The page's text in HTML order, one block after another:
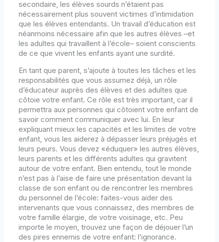
secondaire, les élèves sourds n’étaient pas
nécessairement plus souvent victimes d’intimidation
que les élèves entendants. Un travail d’éducation est
néanmoins nécessaire afin que les autres élèves –et
les adultes qui travaillent à l’école– soient conscients
de ce que vivent les enfants ayant une surdité.
En tant que parent, s’ajoute à toutes les tâches et les
responsabilités que vous assumez déjà, un rôle
d’éducateur auprès des élèves et des adultes que
côtoie votre enfant. Ce rôle est très important, car il
permettra aux personnes qui côtoient votre enfant de
savoir comment communiquer avec lui. En leur
expliquant mieux les capacités et les limites de votre
enfant, vous les aiderez à dépasser leurs préjugés et
leurs peurs. Vous devez «éduquer» les autres élèves,
leurs parents et les différents adultes qui gravitent
autour de votre enfant. Bien entendu, tout le monde
n’est pas à l’aise de faire une présentation devant la
classe de son enfant ou de rencontrer les membres
du personnel de l’école: faites-vous aider des
intervenants que vous connaissez, des membres de
votre famille élargie, de votre voisinage, etc. Peu
importe le moyen, trouvez une façon de déjouer l’un
des pires ennemis de votre enfant: l’ignorance.